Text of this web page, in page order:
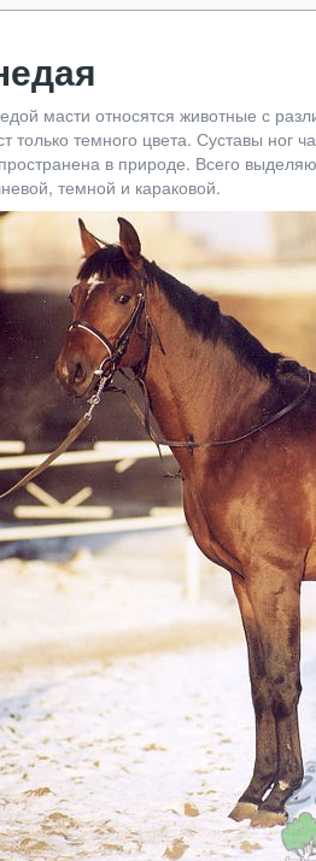
масти относятся животные с
только темного цвета. Суставы ног
в природе. Всего
темной и караковой.